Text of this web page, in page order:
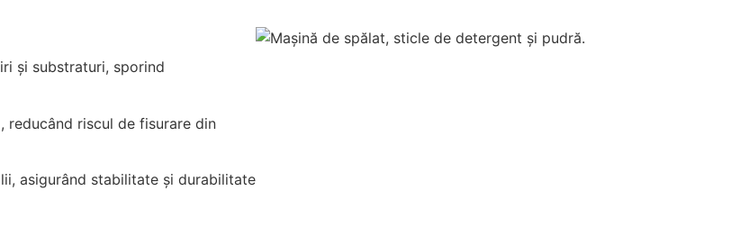
și substraturi, sporind
reducând riscul de fisurare din
asigurând stabilitate și durabilitate